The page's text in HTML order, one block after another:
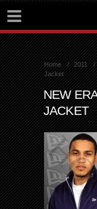
Home 2011
Jacket
NEW
JACKET